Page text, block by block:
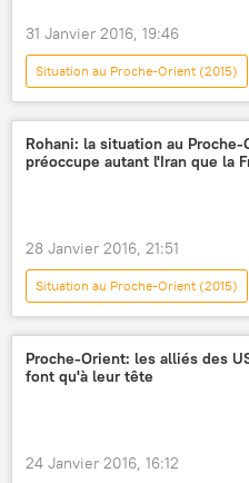
31 Janvier 2016, 19:46
Situation au Proche-Orient (2015)
International
États-Unis
Proche-Orient
Stephen
politique
stratégie
Rohani: la situation au Proche-
préoccupe autant l'Iran que la
28 Janvier 2016, 21:51
Situation au Proche-Orient (2015)
International
France
Syrie
Iran Liban
François Hollande
Proche-Orient: les alliés des
font qu'à leur tête
24 Janvier 2016, 16:12